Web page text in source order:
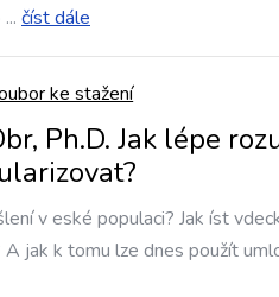
... číst dále
ke stažení
Ph.D. Jak lépe
v eské populaci? Jak íst
jak k tomu lze dnes použít